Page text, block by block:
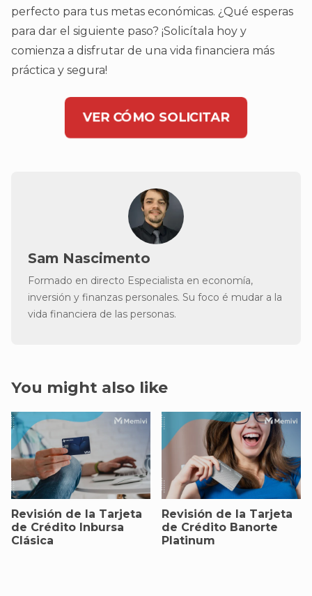
perfecto para tus metas económicas. ¿Qué esperas
para dar el siguiente paso? ¡Solicítala hoy y
comienza a disfrutar de una vida financiera más
práctica y segura!
VER CÓMO SOLICITAR
Sam Nascimento
Formado en directo Especialista en economía,
inversión y finanzas personales. Su foco é mudar a la
vida financiera de las personas.
You might also like
Revisión de la Tarjeta
de Crédito Inbursa
Clásica
Revisión de la Tarjeta
de Crédito Banorte
Platinum